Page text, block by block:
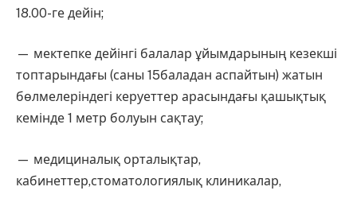
18.00-ге дейін;
— мектепке дейінгі балалар ұйымдарының кезекші
топтарындағы (саны 15баладан аспайтын) жатын
бөлмелеріндегі керуеттер арасындағы қашықтық
кемінде 1 метр болуын сақтау;
— медициналық орталықтар,
кабинеттер,стоматологиялық клиникалар,